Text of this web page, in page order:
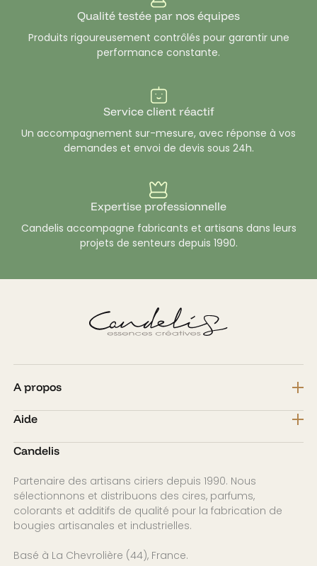
France ou en Europe, répondent aux
sécurité et de qualité
des créateurs de bougies
professionnels. Découvrez également notre sélection de
parfums sans CMR et sans phtalates.
collection de senteurs pour bougies
gourmandes ou exotiques.
détailléeainsi que lesdocuments réglementaires
nécessaires(FDS, IFRA, allergènes, CLP).
est votre partenaire de confiance pour l’achat
parfums professionnels pour bougies
matières premières de qualité au service de vos créations
parfumées.
Qualité testée par nos équipes
Produits rigoureusement contrôlés pour garantir une
performance constante.
Service client réactif
Un accompagnement sur-mesure, avec réponse à vos
demandes et envoi de devis sous 24h.
Expertise professionnelle
Candelis accompagne fabricants et artisans dans leurs
projets de senteurs depuis 1990.
A propos
Aide
Candelis
Partenaire des artisans ciriers depuis 1990. Nous
sélectionnons et distribuons des cires, parfums,
colorants et additifs de qualité pour la fabrication de
bougies artisanales et industrielles.
Basé à La Chevrolière (44), France.